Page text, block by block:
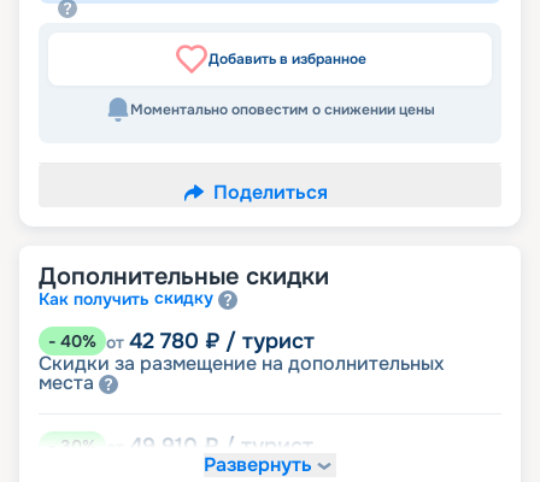
Добавить в избранное
Моментально оповестим о снижении цены
Поделиться
Дополнительные скидки
Как получить скидку
- 40% от 42 780 ₽ / турист
Скидки за размещение на дополнительных
места
30% 49 910 ₽ / турист
размещениеРазвернуть